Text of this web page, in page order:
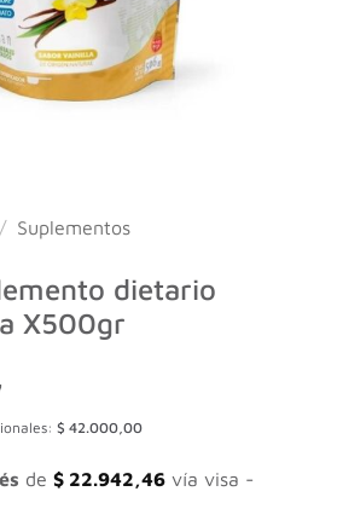
/ Suplementos
dietario
X500gr
$ 42.000,00
de $22.942,46vía visa -